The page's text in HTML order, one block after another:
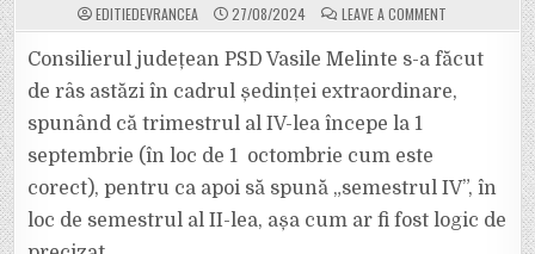
EDITIEDEVRANCEA 27/08/2024 LEAVE A COMMENTON
PESEDIȘTII
AU
FĂCUT
DE
RÂS
„TRIMESTRUL
4
ÎNCEPE
ÎN
SEPTEMBRIE..
Consilierul județean PSD Vasile Melinte s-a făcut
de râs astăzi în cadrul ședinței extraordinare,
spunând că trimestrul al IV-lea începe la 1
septembrie (în loc de 1 octombrie cum este
corect), pentru ca apoi să spună „semestrul IV”, în
loc de semestrul al II-lea, așa cum ar fi fost logic de